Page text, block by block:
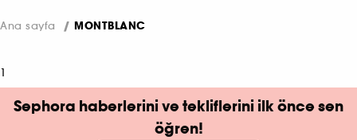
Ana sayfa MONTBLANC
1
Sephora haberlerini ve tekliflerini ilk önce sen
öğren!